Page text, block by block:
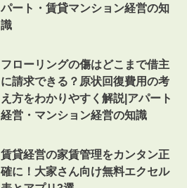
パート・賃貸マンション経営の知
識
フローリングの傷はどこまで借主
に請求できる？原状回復費用の考
え方をわかりやすく解説|アパート
経営・マンション経営の知識
賃貸経営の家賃管理をカンタン正
確に！大家さん向け無料エクセル